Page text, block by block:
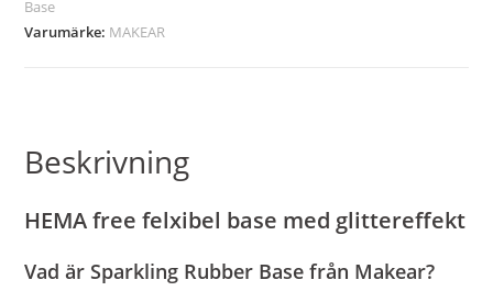
Base
Varumärke: MAKEAR
Beskrivning
HEMA free felxibel base med glittereffekt
Vad är Sparkling Rubber Base från Makear?